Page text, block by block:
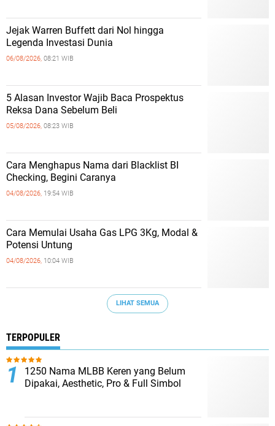
Jejak Warren Buffett dari Nol hingga
Legenda Investasi Dunia
06/08/2026, 08:21 WIB
5 Alasan Investor Wajib Baca Prospektus
Reksa Dana Sebelum Beli
05/08/2026, 08:23 WIB
Cara Menghapus Nama dari Blacklist BI
Checking, Begini Caranya
04/08/2026, 19:54 WIB
Cara Memulai Usaha Gas LPG 3Kg, Modal &
Potensi Untung
04/08/2026, 10:04 WIB
LIHAT SEMUA
TERPOPULER
1250 Nama MLBB Keren yang Belum
Dipakai, Aesthetic, Pro & Full Simbol